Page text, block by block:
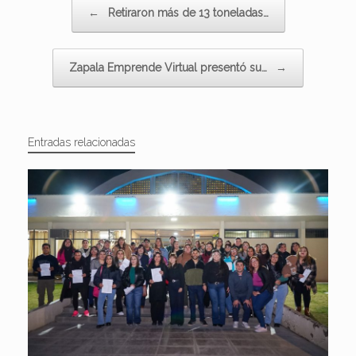
← Retiraron más de 13 toneladas…
Zapala Emprende Virtual presentó su… →
Entradas relacionadas